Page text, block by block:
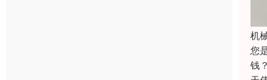
机
您
钱